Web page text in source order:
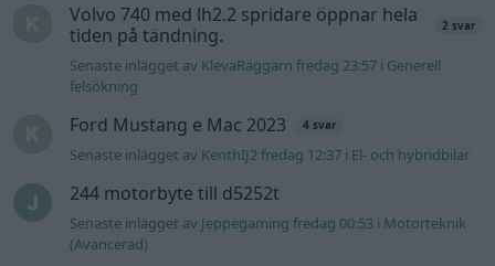
Volvo 740 med lh2.2 spridare öppnar hela
tiden på tändning.
2 svar
Senaste inlägget av KlevaRaggarn fredag 23:57 i Generell
felsökning
Ford Mustang e Mac 2023 4 svar
Senaste inlägget av KenthIJ2 fredag 12:37 i El- och hybridbilar
244 motorbyte till d5252t
Senaste inlägget av Jeppegaming fredag 00:53 i Motorteknik
(Avancerad)